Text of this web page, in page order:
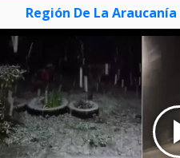
Región De La Araucanía